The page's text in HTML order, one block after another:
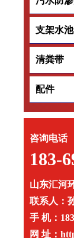
支架水
清粪带
配件
咨询电话
183-
山东汇河
联系人：
手 机：
网 址：